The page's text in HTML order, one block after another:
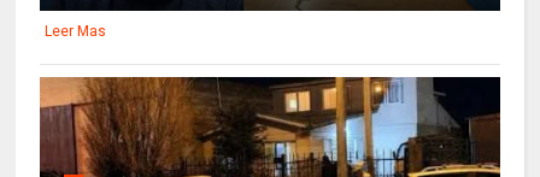
Leer Mas